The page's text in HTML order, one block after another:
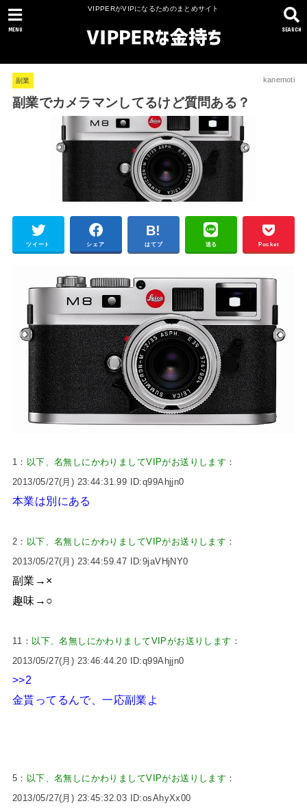
VIPPERがVIPになるためのまとめサイト
SEARCH
MENU
副業 kanemoti
副業でカメラマンしてるけど質問ある？
ツイート シェア はてブ 送る Pocket
1： 以下、名無しにかわりましてVIPがお送りします ：
2013/05/27(月) 23:44:31.99 ID:q99Ahjjn0
本業は別にある
2： 以下、名無しにかわりましてVIPがお送りします ：
2013/05/27(月) 23:44:59.47 ID:9jaVHjNY0
副業→×
趣味→○
11： 以下、名無しにかわりましてVIPがお送りします ：
2013/05/27(月) 23:46:44.20 ID:q99Ahjjn0
>>2
金貰ってるんで、一応副業よ
5： 以下、名無しにかわりましてVIPがお送りします ：
2013/05/27(月) 23:45:32.03 ID:osAhyXx00